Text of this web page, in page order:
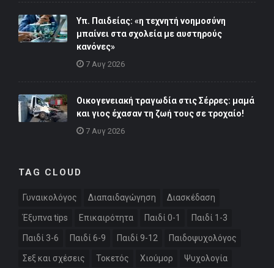
Υπ. Παιδείας: «η τεχνητή νοημοσύνη
μπαίνει στα σχολεία με αυστηρούς
κανόνες»
7 Αυγ 2026
Οικογενειακή τραγωδία στις Σέρρες: μαμά
και γιος έχασαν τη ζωή τους σε τροχαίο!
7 Αυγ 2026
TAG CLOUD
Γυναικολόγος Διαπαιδαγώγηση Διασκέδαση
Έξυπνα tips Επικαιρότητα Παιδί 0-1 Παιδί 1-3
Παιδί 3-6 Παιδί 6-9 Παιδί 9-12 Παιδοψυχολόγος
Σεξ και σχέσεις Τοκετός Χιούμορ Ψυχολογία